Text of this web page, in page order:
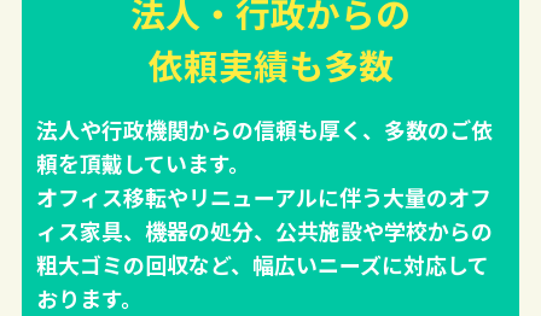
法人・行政からの
依頼実績も多数
法人や行政機関からの信頼も厚く、多数のご依
頼を頂戴しています。
オフィス移転やリニューアルに伴う大量のオフ
ィス家具、機器の処分、公共施設や学校からの
粗大ゴミの回収など、幅広いニーズに対応して
おります。